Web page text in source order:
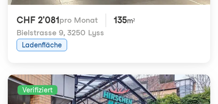
CHF 2'081 pro Monat 135m²
Bielstrasse 9, 3250 Lyss
Ladenfläche
Verifiziert